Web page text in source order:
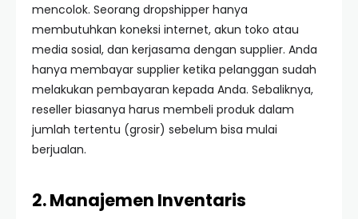
mencolok. Seorang dropshipper hanya
membutuhkan koneksi internet, akun toko atau
media sosial, dan kerjasama dengan supplier. Anda
hanya membayar supplier ketika pelanggan sudah
melakukan pembayaran kepada Anda. Sebaliknya,
reseller biasanya harus membeli produk dalam
jumlah tertentu (grosir) sebelum bisa mulai
berjualan.
2. Manajemen Inventaris